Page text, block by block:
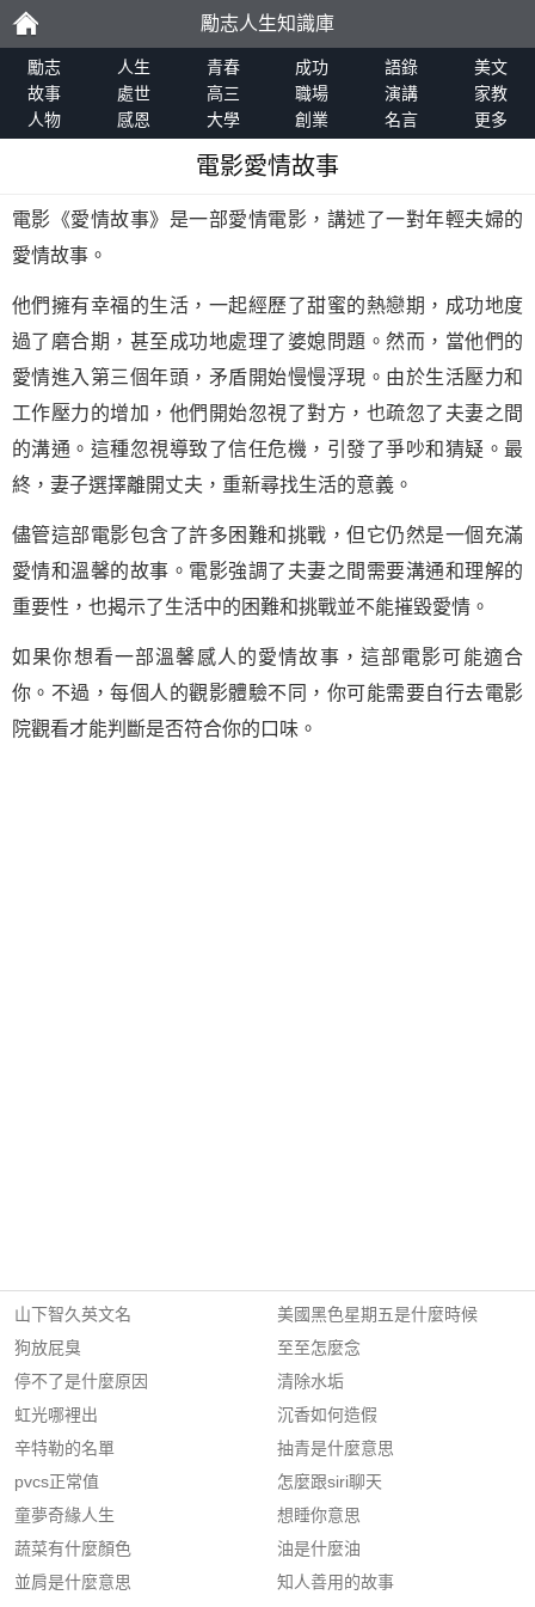
勵
志
勵志人生知識庫
勵志 人生 青春 成功 語錄
美文
故事
處世 高三 職場 演講
家教
人物
感恩 大學 創業 名言 更多
電影愛情故事
電影《愛情故事》是一部愛情電影，講述了一對年輕夫婦的
愛情故事。
他們擁有幸福的生活，一起經歷了甜蜜的熱戀期，成功地度
過了磨合期，甚至成功地處理了婆媳問題。然而，當他們的
愛情進入第三個年頭，矛盾開始慢慢浮現。由於生活壓力和
工作壓力的增加，他們開始忽視了對方，也疏忽了夫妻之間
的溝通。這種忽視導致了信任危機，引發了爭吵和猜疑。最
終，妻子選擇離開丈夫，重新尋找生活的意義。
儘管這部電影包含了許多困難和挑戰，但它仍然是一個充滿
愛情和溫馨的故事。電影強調了夫妻之間需要溝通和理解的
重要性，也揭示了生活中的困難和挑戰並不能摧毀愛情。
如果你想看一部溫馨感人的愛情故事，這部電影可能適合
你。不過，每個人的觀影體驗不同，你可能需要自行去電影
院觀看才能判斷是否符合你的口味。
山下智久英文名
狗放屁臭
停不了是什麼原因
虹光哪裡出
辛特勒的名單
pvcs正常值
童夢奇緣人生
蔬菜有什麼顏色
並肩是什麼意思
美國黑色星期五是什麼時候
至至怎麼念
清除水垢
沉香如何造假
抽青是什麼意思
怎麼跟siri聊天
想睡你意思
油是什麼油
知人善用的故事